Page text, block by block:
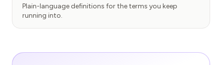
Plain-language definitions for the terms you keep
running into.